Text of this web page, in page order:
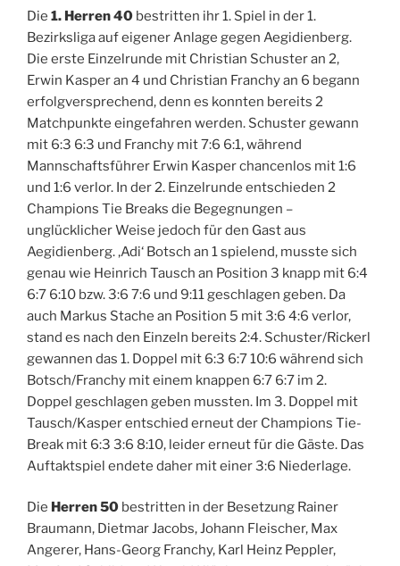
Die 1. Herren 40 bestritten ihr 1. Spiel in der 1.
Bezirksliga auf eigener Anlage gegen Aegidienberg.
Die erste Einzelrunde mit Christian Schuster an 2,
Erwin Kasper an 4 und Christian Franchy an 6 begann
erfolgversprechend, denn es konnten bereits 2
Matchpunkte eingefahren werden. Schuster gewann
mit 6:3 6:3 und Franchy mit 7:6 6:1, während
Mannschaftsführer Erwin Kasper chancenlos mit 1:6
und 1:6 verlor. In der 2. Einzelrunde entschieden 2
Champions Tie Breaks die Begegnungen –
unglücklicher Weise jedoch für den Gast aus
Aegidienberg. ‚Adi‘ Botsch an 1 spielend, musste sich
genau wie Heinrich Tausch an Position 3 knapp mit 6:4
6:7 6:10 bzw. 3:6 7:6 und 9:11 geschlagen geben. Da
auch Markus Stache an Position 5 mit 3:6 4:6 verlor,
stand es nach den Einzeln bereits 2:4. Schuster/Rickerl
gewannen das 1. Doppel mit 6:3 6:7 10:6 während sich
Botsch/Franchy mit einem knappen 6:7 6:7 im 2.
Doppel geschlagen geben mussten. Im 3. Doppel mit
Tausch/Kasper entschied erneut der Champions Tie-
Break mit 6:3 3:6 8:10, leider erneut für die Gäste. Das
Auftaktspiel endete daher mit einer 3:6 Niederlage.
Die Herren 50 bestritten in der Besetzung Rainer
Braumann, Dietmar Jacobs, Johann Fleischer, Max
Angerer, Hans-Georg Franchy, Karl Heinz Peppler,